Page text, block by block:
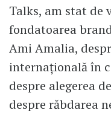
Talks, am stat de
fondatoarea
Ami Amalia,
internațională în
despre alegerea
despre răbdarea